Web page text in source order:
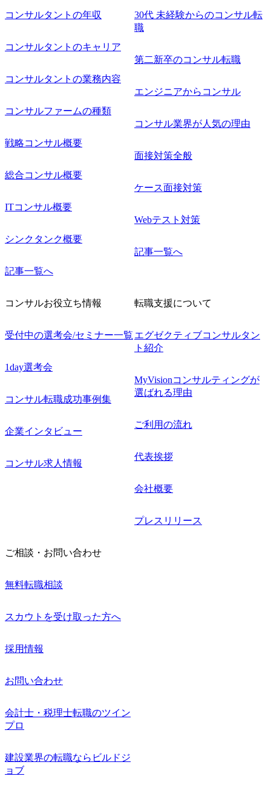
コンサルタントの年収
コンサルタントのキャリア
コンサルタントの業務内容
コンサルファームの種類
戦略コンサル概要
総合コンサル概要
ITコンサル概要
シンクタンク概要
記事一覧へ
30代 未経験からのコンサル転
職
第二新卒のコンサル転職
エンジニアからコンサル
コンサル業界が人気の理由
面接対策全般
ケース面接対策
Webテスト対策
記事一覧へ
コンサルお役立ち情報
受付中の選考会/セミナー一覧
1day選考会
コンサル転職成功事例集
企業インタビュー
コンサル求人情報
転職支援について
エグゼクティブコンサルタン
ト紹介
MyVisionコンサルティングが
選ばれる理由
ご利用の流れ
代表挨拶
会社概要
プレスリリース
ご相談・お問い合わせ
無料転職相談
スカウトを受け取った方へ
採用情報
お問い合わせ
会計士・税理士転職のツイン
プロ
建設業界の転職ならビルドジ
ョブ